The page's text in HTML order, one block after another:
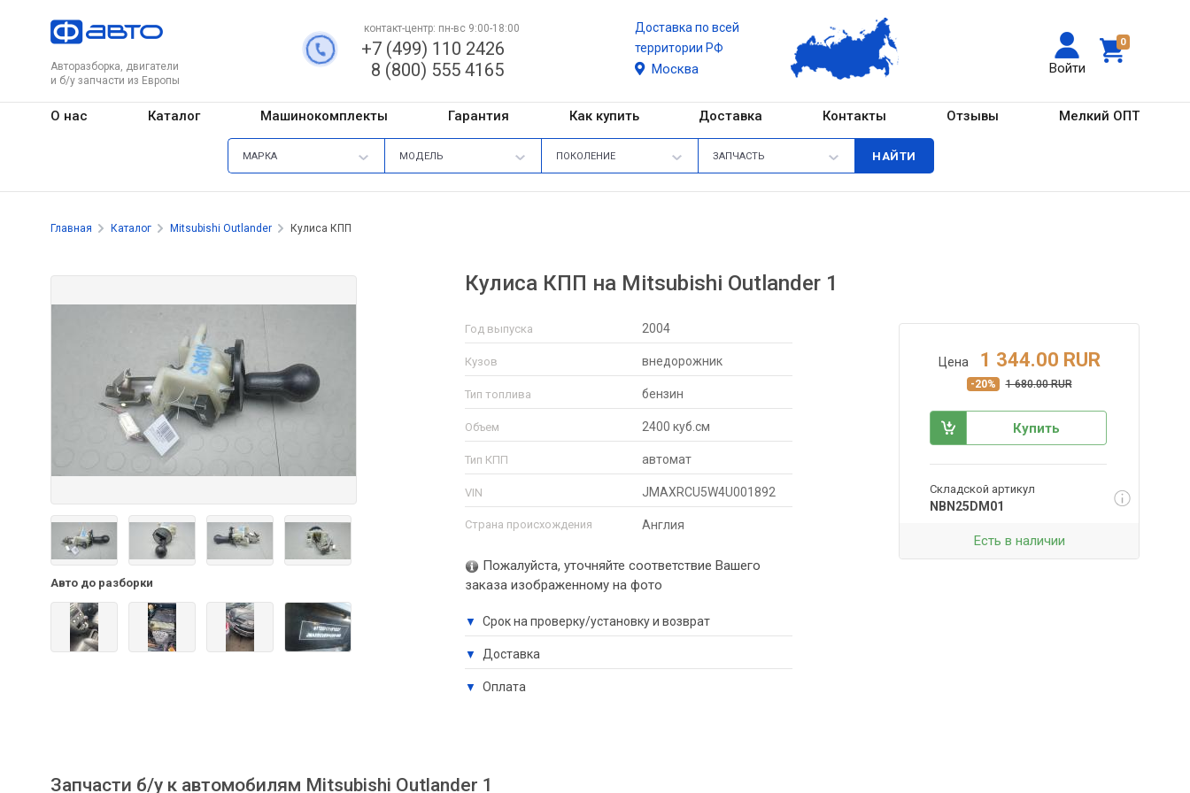
Авторазборка, двигатели
и б/у запчасти из Европы
0
Войти
контакт-центр: пн-вс 9:00-18:00
+7 (499) 110 2426
8 (800) 555 4165
Доставка по всей
территории РФ
Москва
О нас Каталог Машинокомплекты Гарантия Как купить Доставка Контакты Отзывы Мелкий ОПТ
МАРКА МОДЕЛЬ ПОКОЛЕНИЕ ЗАПЧАСТЬ
Главная Каталог Mitsubishi Outlander Кулиса КПП
Авто до разборки
Кулиса КПП на Mitsubishi Outlander 1
Год выпуска 2004
Кузов внедорожник
Тип топлива бензин
Объем 2400 куб.см
Тип КПП автомат
VIN JMAXRCU5W4U001892
Страна происхождения Англия
Пожалуйста, уточняйте соответствие Вашего
заказа изображенному на фото
▼ Срок на проверку/установку и возврат
▼ Доставка
▼ Оплата
Цена 1 344.00 RUR
-20% 1 680.00 RUR
Купить
Складской артикул
NBN25DM01
Есть в наличии
Запчасти б/у к автомобилям Mitsubishi Outlander 1